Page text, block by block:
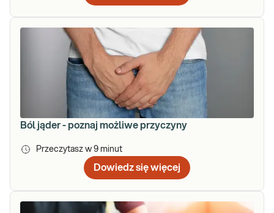
Ból jąder - poznaj możliwe przyczyny
Przeczytasz w 9 minut
Dowiedz się więcej